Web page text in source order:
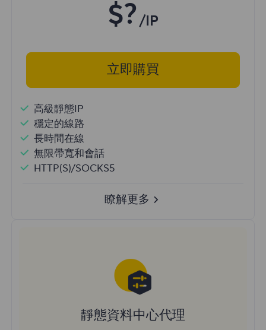
$? /IP
立即購買
高級靜態IP
穩定的線路
長時間在線
無限帶寬和會話
HTTP(S)/SOCKS5
瞭解更多
靜態資料中心代理